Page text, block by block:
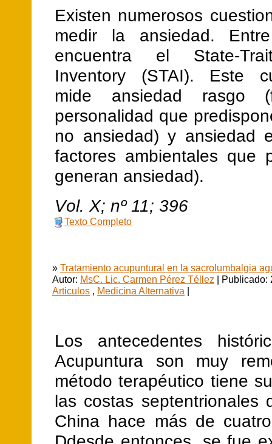
Existen numerosos
medir la ansiedad.
encuentra el State-
Inventory (STAI). Este
mide ansiedad rasgo
personalidad que
no ansiedad) y ansiedad
factores ambientales que
generan ansiedad).
Vol. X; nº 11; 396
Texto Completo
» Tratamiento acupuntural en la sacrolumbalgia
Autor: MsC. Lic. Carmen Pérez Téllez | Publicado:
Articulos , Medicina Alternativa |
Los antecedentes
Acupuntura son muy
método terapéutico tiene
las costas septentrionales
China hace más de